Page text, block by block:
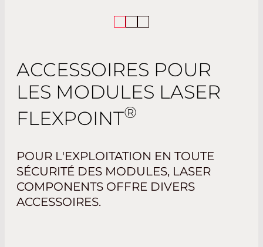
ACCESSOIRES POUR
LES MODULES LASER
FLEXPOINT®
POUR L'EXPLOITATION EN TOUTE
SÉCURITÉ DES MODULES, LASER
COMPONENTS OFFRE DIVERS
ACCESSOIRES.